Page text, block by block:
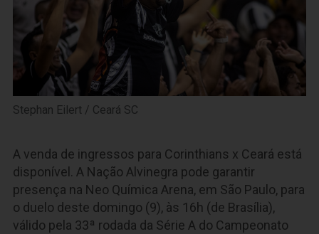
Stephan Eilert / Ceará SC
A venda de ingressos para Corinthians x Ceará está
disponível. A Nação Alvinegra pode garantir
presença na Neo Química Arena, em São Paulo, para
o duelo deste domingo (9), às 16h (de Brasília),
válido pela 33ª rodada da Série A do Campeonato